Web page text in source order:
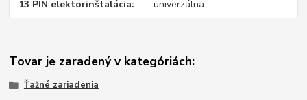
13 PIN elektorinštalácia univerzálna
Tovar je zaradený v kategóriách:
Ťažné zariadenia